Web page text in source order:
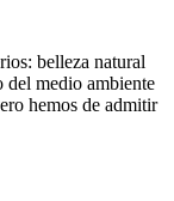
belleza natural
del medio ambiente
hemos de admitir